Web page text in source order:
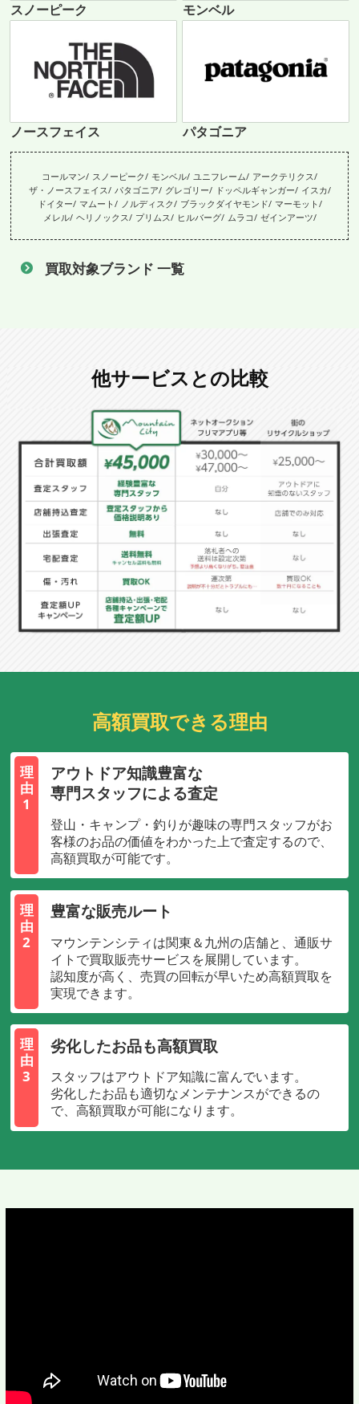
スノーピーク モンベル
ノースフェイス パタゴニア
コールマン スノーピーク モンベル ユニフレーム
アークテリクス
ザ・ノースフェイス パタゴニア グレゴリー ドッペルギャンガー
イスカ
ドイター
マムート ノルディスク ブラックダイヤモンド
マーモット
メレル ヘリノックス プリムス ヒルバーグ ムラコ ゼインアーツ
買取対象ブランド 一覧
他サービスとの比較
高額買取できる理由
理
由
1
アウトドア知識豊富な
専門スタッフによる査定
登山・キャンプ・釣りが趣味の専門スタッフがお
客様のお品の価値をわかった上で査定するので、
高額買取が可能です。
理
由
2
豊富な販売ルート
マウンテンシティは関東＆九州の店舗と、通販サ
イトで買取販売サービスを展開しています。
認知度が高く、売買の回転が早いため高額買取を
実現できます。
理
由
3
劣化したお品も高額買取
スタッフはアウトドア知識に富んでいます。
劣化したお品も適切なメンテナンスができるの
で、高額買取が可能になります。